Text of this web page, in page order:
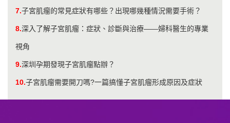
7.子宮肌瘤的常見症狀有哪些？出現哪幾種情況需要手術？
8.深入了解子宮肌瘤：症狀、診斷與治療——婦科醫生的專業
視角
9.深圳孕期發現子宮肌瘤點辦？
10.子宮肌瘤需要開刀嗎?一篇搞懂子宮肌瘤形成原因及症狀